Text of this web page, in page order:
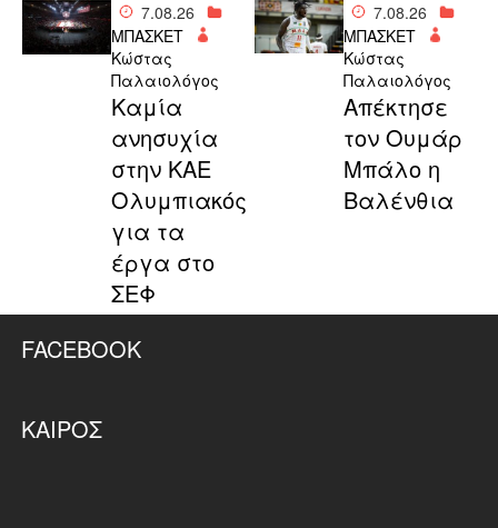
7.08.26
ΜΠΑΣΚΕΤ
Κώστας
Παλαιολόγος
Καμία
ανησυχία
στην ΚΑΕ
Ολυμπιακός
για τα
έργα στο
ΣΕΦ
7.08.26
ΜΠΑΣΚΕΤ
Κώστας
Παλαιολόγος
Απέκτησε
τον Ουμάρ
Μπάλο η
Βαλένθια
FACEBOOK
ΚΑΙΡΌΣ